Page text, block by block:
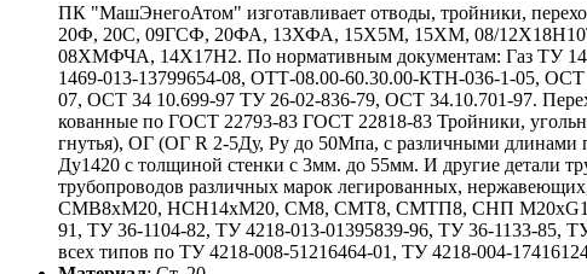
ПК "МашЭнегоАтом" изготавливает отводы, тройники,
20Ф, 20С, 09ГСФ, 20ФА, 13ХФА, 15Х5М, 15ХМ, 08/
08ХМФЧА, 14Х17Н2. По нормативным документам: Газ ТУ
1469-013-13799654-08, ОТТ-08.00-60.30.00-КТН-036-1-05,
07, ОСТ 34 10.699-97 ТУ 26-02-836-79, ОСТ 34.10.701-97.
кованные по ГОСТ 22793-83 ГОСТ 22818-83 Тройники,
гнутья), ОГ (ОГ R 2-5Ду, Ру до 50Мпа, с различными
Ду1420 с толщиной стенки с 3мм. до 55мм. И другие детали
трубопроводов различных марок легированных,
СМВ8хМ20, НСН14хМ20, СМ8, СМТ8, СМТП8, СНП М20хG1/
91, ТУ 36-1104-82, ТУ 4218-013-01395839-96, ТУ 36-1133-85,
всех типов по ТУ 4218-008-51216464-01, ТУ 4218-004-